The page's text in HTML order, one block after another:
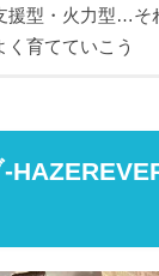
援型・火力型…そ
く育てていこう